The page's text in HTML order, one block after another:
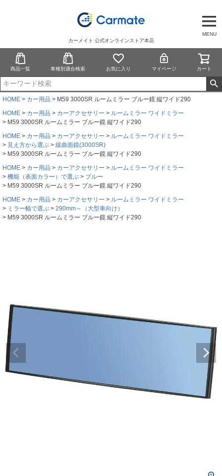
MENU
カーメイト 公式オンラインストア本店
商品一覧 車種別適合検索 お気に入り マイページ カート
HOME カー用品
M59 3000SR ルームミラー ブルー鏡 縦ワイド290
HOME
カー用品 カーアクセサリー
ルームミラー ワイドミラー
M59 3000SR ルームミラー ブルー鏡 縦ワイド290
HOME
カー用品 カーアクセサリー
ルームミラー ワイドミラー
見え方から選ぶ
緩曲面鏡(3000SR)
M59 3000SR ルームミラー ブルー鏡 縦ワイド290
HOME
カー用品 カーアクセサリー
ルームミラー ワイドミラー
機能（表面カラー）で選ぶ
ブルー
M59 3000SR ルームミラー ブルー鏡 縦ワイド290
HOME
カー用品 カーアクセサリー
ルームミラー ワイドミラー
ミラー幅で選ぶ
290mm～（大型車向け）
M59 3000SR ルームミラー ブルー鏡 縦ワイド290